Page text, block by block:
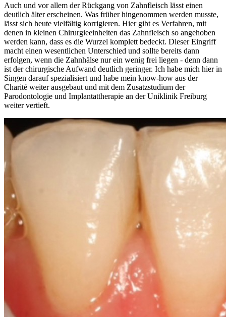
Auch und vor allem der Rückgang von Zahnfleisch lässt einen
deutlich älter erscheinen. Was früher hingenommen werden musste,
lässt sich heute vielfältig korrigieren. Hier gibt es Verfahren, mit
denen in kleinen Chirurgieeinheiten das Zahnfleisch so angehoben
werden kann, dass es die Wurzel komplett bedeckt. Dieser Eingriff
macht einen wesentlichen Unterschied und sollte bereits dann
erfolgen, wenn die Zahnhälse nur ein wenig frei liegen - denn dann
ist der chirurgische Aufwand deutlich geringer. Ich habe mich hier in
Singen darauf spezialisiert und habe mein know-how aus der
Charité weiter ausgebaut und mit dem Zusatzstudium der
Parodontologie und Implantattherapie an der Uniklinik Freiburg
weiter vertieft.